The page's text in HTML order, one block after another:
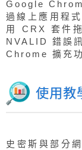
Google
過線上應用程
用 CRX 套件
NVALID 錯誤
Chrome 擴充
使用教
史密斯與部分